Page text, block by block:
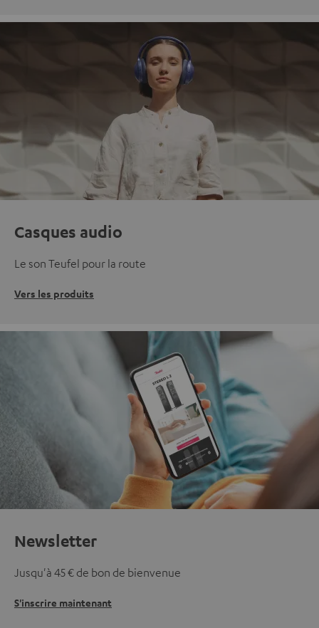
Casques audio
Le son Teufel pour la route
Vers les produits
Newsletter
Jusqu'à 45 € de bon de bienvenue
S'inscrire maintenant